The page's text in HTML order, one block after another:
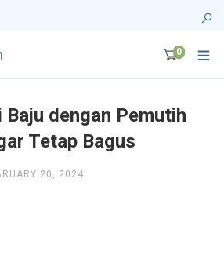
0
dengan Pemutih
Tetap Bagus
20, 2024